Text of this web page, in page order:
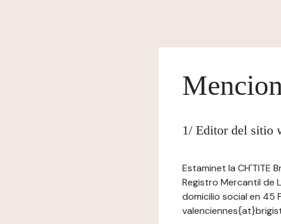
1/ Editor del sitio
Estaminet la CH'TITE
Registro Mercantil de
domicilio social en 45